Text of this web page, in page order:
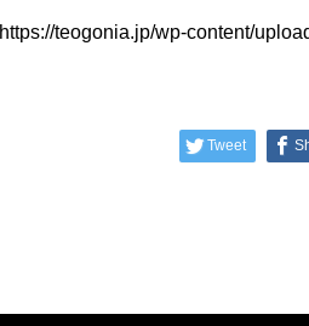
https://teogonia.jp/wp-content/
Tweet